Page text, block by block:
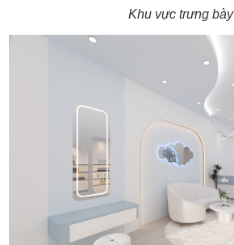
Khu vực trưng bày